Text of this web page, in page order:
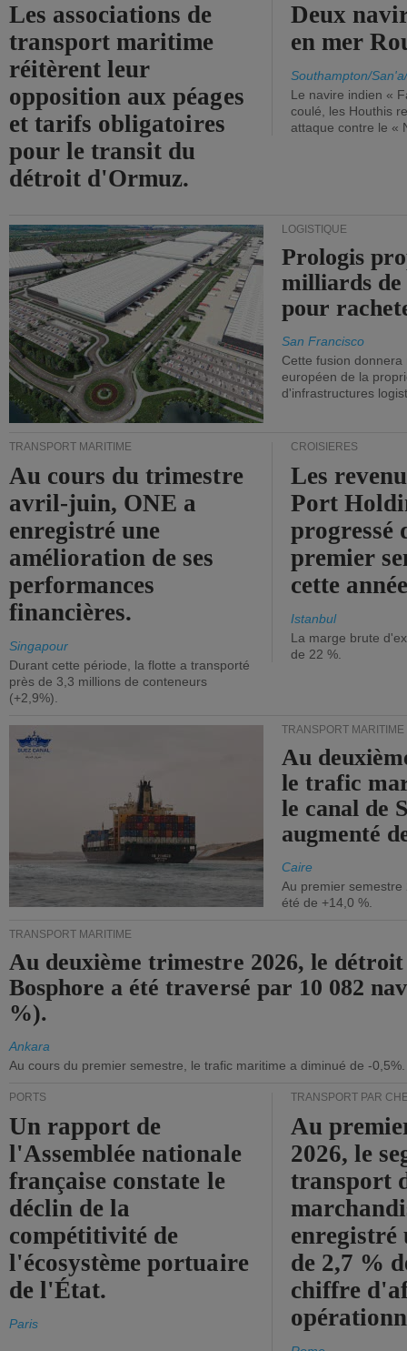
Les associations de
transport maritime
réitèrent leur
opposition aux péages
et tarifs obligatoires
pour le transit du
détroit d'Ormuz.
Deux
en mer
Southampton/
Le navire indien «
coulé, les Houthis
attaque contre le «
LOGISTIQUE
Prologis
milliards
pour
San Francisco
Cette fusion
européen de la
d'infrastructures
TRANSPORT MARITIME
Au cours du trimestre
avril-juin, ONE a
enregistré une
amélioration de ses
performances
financières.
Singapour
Durant cette période, la flotte a transporté
près de 3,3 millions de conteneurs
(+2,9%).
CROISIÈRES
Les
Port
progressé
premier
cette
Istanbul
La marge brute
de 22 %.
TRANSPORT MARITIME
Au
le trafic
le canal de
augmenté
Caire
Au premier
été de +14,0 %.
TRANSPORT MARITIME
Au deuxième trimestre 2026, le
Bosphore a été traversé par 10 082
%).
Ankara
Au cours du premier semestre, le trafic maritime a diminué de -0,5%.
PORTS
Un rapport de
l'Assemblée nationale
française constate le
déclin de la
compétitivité de
l'écosystème portuaire
de l'État.
Paris
TRANSPORT PAR
Au
2026, le
transport
enregistré
de 2,7 %
chiffre